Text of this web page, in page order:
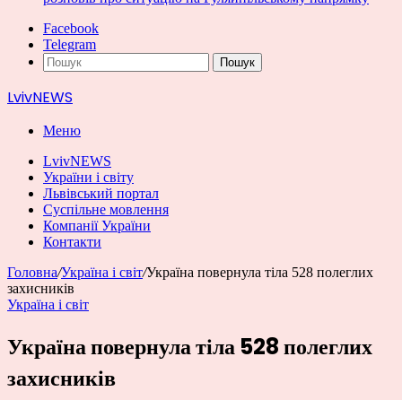
Facebook
Telegram
Пошук
LvivNEWS
Меню
LvivNEWS
України і світу
Львівський портал
Суспільне мовлення
Компанії України
Контакти
Головна/Україна і світ/Україна повернула тіла 528 полеглих
захисників
Україна і світ
Україна повернула тіла 528 полеглих
захисників